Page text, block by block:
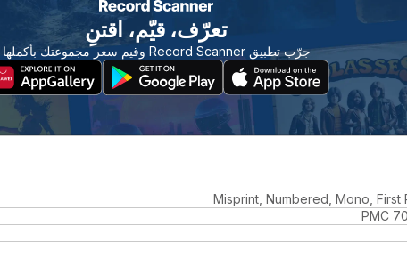
تعرّف، قيّم، اقتنِ
جرّب تطبيق Record Scanner وقيم سعر مجموعتك بأكملها
Misprint, Numbered, Mono, First
PMC